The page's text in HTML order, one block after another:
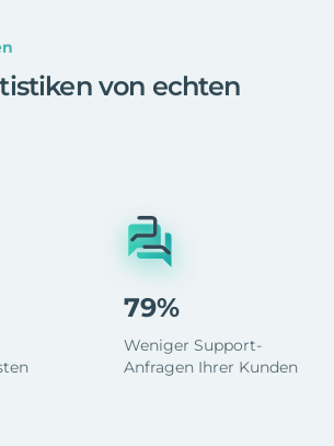
von echten
79%
Weniger Support-
Anfragen Ihrer Kunden